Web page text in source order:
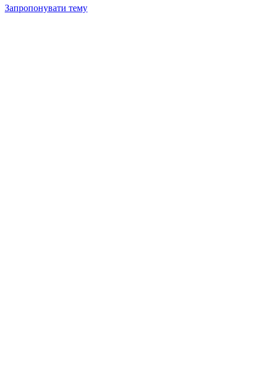
Запропонувати тему